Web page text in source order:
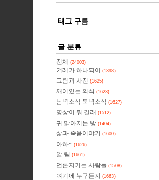
태그 구름
글 분류
전체 (24003)
겨레가 하나되어 (1398)
그림과 사진 (1625)
깨어있는 의식 (1623)
남녁소식 북녁소식 (1627)
명상이 뭐 길래 (1512)
귀 맑아지는 방 (1404)
삶과 죽음이야기 (1600)
아하~ (1626)
알 림 (1661)
언론지키는 사람들 (1508)
여기에 누구든지 (1663)